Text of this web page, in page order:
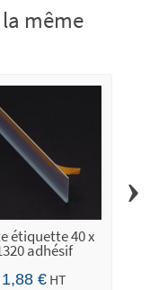
même
étiquette 40 x
adhésif
1,88 € HT
›